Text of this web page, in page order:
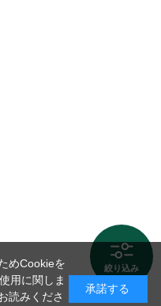
絞り込み
めCookieを
用に関しま
読みくださ
承諾する